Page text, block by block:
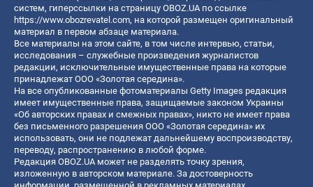
систем, гиперссылки на страницу OBOZ.UA по ссылке
https://www.obozrevatel.com, на которой размещен оригинальный
материал в первом абзаце материала.
Все материалы на этом сайте, в том числе интервью, статьи,
исследования – служебные произведения журналистов
редакции, исключительные имущественные права на которые
принадлежат ООО «Золотая середина».
На все опубликованные фотоматериалы Getty Images редакция
имеет имущественные права, защищаемые законом Украины
«Об авторских правах и смежных правах», никто не имеет права
без письменного разрешения ООО «Золотая середина» их
использовать, они не подлежат дальнейшему воспроизводству,
переводу, распространению в любой форме.
Редакция OBOZ.UA может не разделять точку зрения,
изложенную в авторском материале. За достоверность